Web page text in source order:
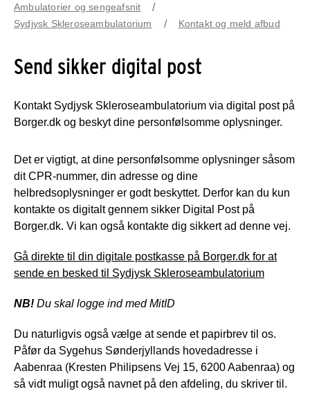
Ambulatorier og sengeafsnit
Sydjysk Skleroseambulatorium
Kontakt og meld afbud
Send sikker digital post
Kontakt Sydjysk Skleroseambulatorium via digital post på
Borger.dk og beskyt dine personfølsomme oplysninger.
Det er vigtigt, at dine personfølsomme oplysninger såsom
dit CPR-nummer, din adresse og dine
helbredsoplysninger er godt beskyttet. Derfor kan du kun
kontakte os digitalt gennem sikker Digital Post på
Borger.dk. Vi kan også kontakte dig sikkert ad denne vej.
Gå direkte til din digitale postkasse på Borger.dk for at
sende en besked til Sydjysk Skleroseambulatorium
NB! Du skal logge ind med MitID
Du naturligvis også vælge at sende et papirbrev til os.
Påfør da Sygehus Sønderjyllands hovedadresse i
Aabenraa (Kresten Philipsens Vej 15, 6200 Aabenraa) og
så vidt muligt også navnet på den afdeling, du skriver til.